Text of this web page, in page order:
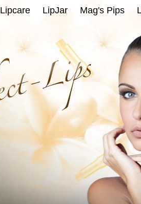
Lipcare LipJar Mag's Pips